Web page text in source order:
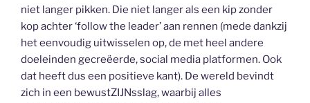
niet langer pikken. Die niet langer als een kip zonder
kop achter ‘follow the leader’ aan rennen (mede dankzij
het eenvoudig uitwisselen op, de met heel andere
doeleinden gecreëerde, social media platformen. Ook
dat heeft dus een positieve kant). De wereld bevindt
zich in een bewustZIJNsslag, waarbij alles